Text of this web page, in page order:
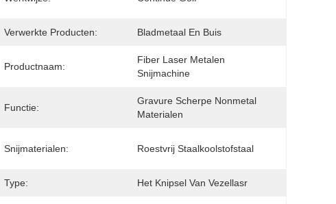
Verwerkte Producten: Bladmetaal En Buis
Productnaam:
Fiber Laser Metalen
Snijmachine
Functie:
Gravure Scherpe Nonmetal
Materialen
Snijmaterialen: Roestvrij Staalkoolstofstaal
Type: Het Knipsel Van Vezellasr